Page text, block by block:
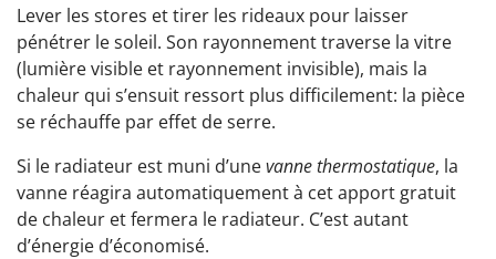
Lever les stores et tirer les rideaux pour laisser
pénétrer le soleil. Son rayonnement traverse la vitre
(lumière visible et rayonnement invisible), mais la
chaleur qui s’ensuit ressort plus difficilement: la pièce
se réchauffe par effet de serre.
Si le radiateur est muni d’unevanne thermostatique, la
vanne réagira automatiquement à cet apport gratuit
de chaleur et fermera le radiateur. C’est autant
d’énergie d’économisé.